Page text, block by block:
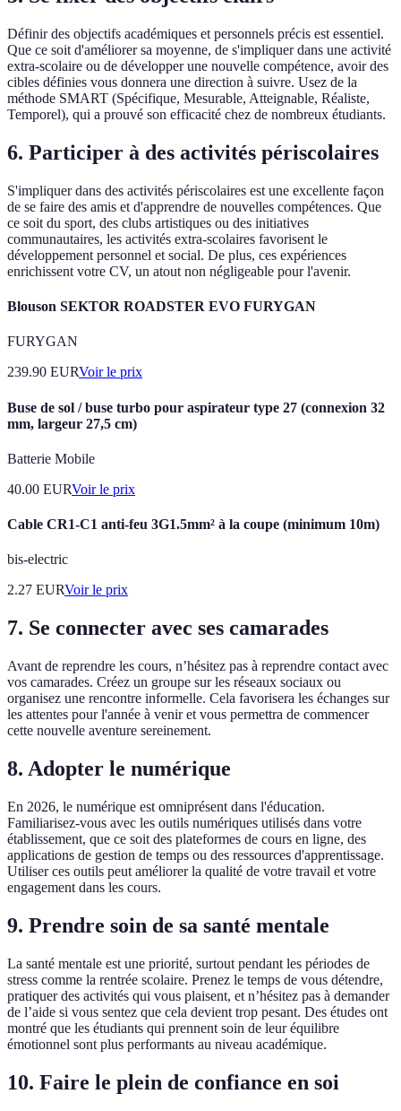
Définir des objectifs académiques et personnels précis est essentiel.
Que ce soit d'améliorer sa moyenne, de s'impliquer dans une activité
extra-scolaire ou de développer une nouvelle compétence, avoir des
cibles définies vous donnera une direction à suivre. Usez de la
méthode SMART (Spécifique, Mesurable, Atteignable, Réaliste,
Temporel), qui a prouvé son efficacité chez de nombreux étudiants.
6. Participer à des activités périscolaires
S'impliquer dans des activités périscolaires est une excellente façon
de se faire des amis et d'apprendre de nouvelles compétences. Que
ce soit du sport, des clubs artistiques ou des initiatives
communautaires, les activités extra-scolaires favorisent le
développement personnel et social. De plus, ces expériences
enrichissent votre CV, un atout non négligeable pour l'avenir.
Blouson SEKTOR ROADSTER EVO FURYGAN
FURYGAN
239.90 EURVoir le prix
Buse de sol / buse turbo pour aspirateur type 27 (connexion 32
mm, largeur 27,5 cm)
Batterie Mobile
40.00 EURVoir le prix
Cable CR1-C1 anti-feu 3G1.5mm² à la coupe (minimum 10m)
bis-electric
2.27 EURVoir le prix
7. Se connecter avec ses camarades
Avant de reprendre les cours, n’hésitez pas à reprendre contact avec
vos camarades. Créez un groupe sur les réseaux sociaux ou
organisez une rencontre informelle. Cela favorisera les échanges sur
les attentes pour l'année à venir et vous permettra de commencer
cette nouvelle aventure sereinement.
8. Adopter le numérique
En 2026, le numérique est omniprésent dans l'éducation.
Familiarisez-vous avec les outils numériques utilisés dans votre
établissement, que ce soit des plateformes de cours en ligne, des
applications de gestion de temps ou des ressources d'apprentissage.
Utiliser ces outils peut améliorer la qualité de votre travail et votre
engagement dans les cours.
9. Prendre soin de sa santé mentale
La santé mentale est une priorité, surtout pendant les périodes de
stress comme la rentrée scolaire. Prenez le temps de vous détendre,
pratiquer des activités qui vous plaisent, et n’hésitez pas à demander
de l’aide si vous sentez que cela devient trop pesant. Des études ont
montré que les étudiants qui prennent soin de leur équilibre
émotionnel sont plus performants au niveau académique.
10. Faire le plein de confiance en soi